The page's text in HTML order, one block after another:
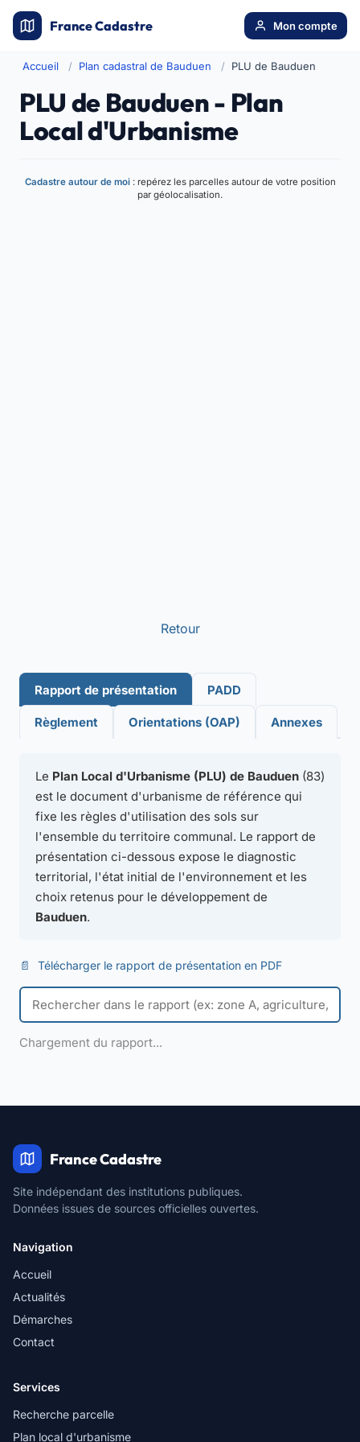
France Cadastre Mon compte
Accueil Plan cadastral de Bauduen PLU de Bauduen
PLU de Bauduen - Plan
Local d'Urbanisme
Cadastre autour de moi: repérez les parcelles autour de votre position
par géolocalisation.
Retour
Rapport de présentation PADD
Règlement Orientations (OAP) Annexes
Le Plan Local d'Urbanisme (PLU) de Bauduen (83)
est le document d'urbanisme de référence qui
fixe les règles d'utilisation des sols sur
l'ensemble du territoire communal. Le rapport de
présentation ci-dessous expose le diagnostic
territorial, l'état initial de l'environnement et les
choix retenus pour le développement de
Bauduen.
📄 Télécharger le rapport de présentation en PDF
Chargement du rapport...
France Cadastre
Site indépendant des institutions publiques.
Données issues de sources officielles ouvertes.
Navigation
Accueil
Actualités
Démarches
Contact
Services
Recherche parcelle
Plan local d'urbanisme